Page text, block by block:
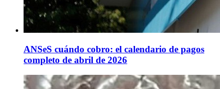
ANSeS cuándo cobro: el calendario de pagos
completo de abril de 2026